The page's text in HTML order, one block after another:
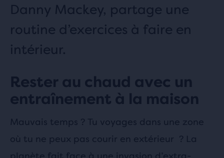
Danny Mackey, partage une
routine d’exercices à faire en
intérieur.
Rester au chaud avec un
entraînement à la maison
Mauvais temps ? Tu voyages dans une zone
où tu ne peux pas courir en extérieur ? La
planète fait face à une invasion d’extra-